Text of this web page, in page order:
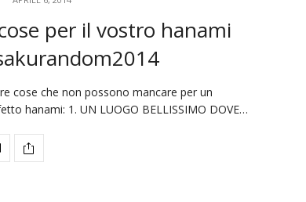
per il vostro hanami
cose che non possono mancare per un
hanami: 1. UN LUOGO BELLISSIMO DOVE…